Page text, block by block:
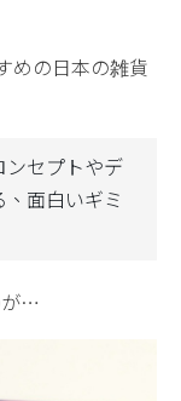
めの日本の雑貨
セプトやデ
面白いギミ
が…